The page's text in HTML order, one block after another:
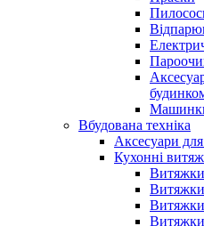
Вбудована техніка
Аксесуари для
Кухонні
Витяжки
Витяжки
Витяжки
Витяжки